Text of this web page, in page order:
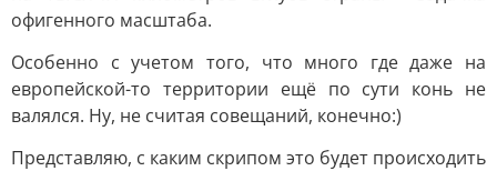
офигенного масштаба.
Особенно с учетом того, что много где даже на
европейской-то территории ещё по сути конь не
валялся. Ну, не считая совещаний, конечно:)
Представляю, с каким скрипом это будет происходить